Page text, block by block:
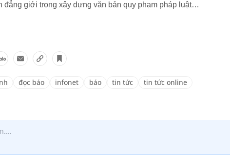
đẳng giới trong xây dựng văn bản quy phạm pháp luật…
đọc báo infonet báo tin tức tin tức online